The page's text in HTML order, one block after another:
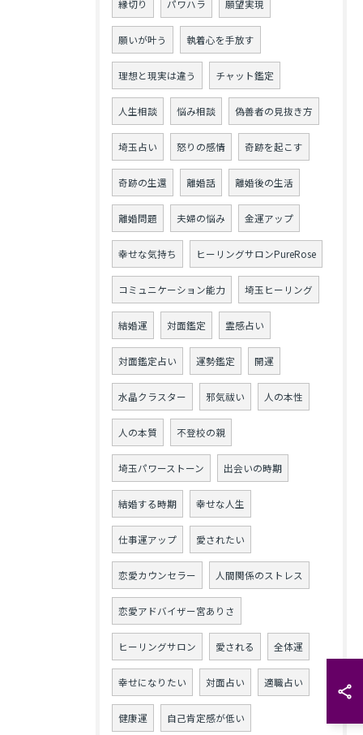
縁切り パワハラ 願望実現
願いが叶う 執着心を手放す
理想と現実は違う チャット鑑定
人生相談 悩み相談 偽善者の見抜き方
埼玉占い 怒りの感情 奇跡を起こす
奇跡の生還 離婚話 離婚後の生活
離婚問題 夫婦の悩み 金運アップ
幸せな気持ち ヒーリングサロンPureRose
コミュニケーション能力 埼玉ヒーリング
結婚運 対面鑑定 霊感占い
対面鑑定占い 運勢鑑定 開運
水晶クラスター 邪気祓い 人の本性
人の本質 不登校の親
埼玉パワーストーン 出会いの時期
結婚する時期 幸せな人生
仕事運アップ 愛されたい
恋愛カウンセラー 人間関係のストレス
恋愛アドバイザー宮ありさ
ヒーリングサロン 愛される 全体運
幸せになりたい 対面占い 適職占い
健康運 自己肯定感が低い